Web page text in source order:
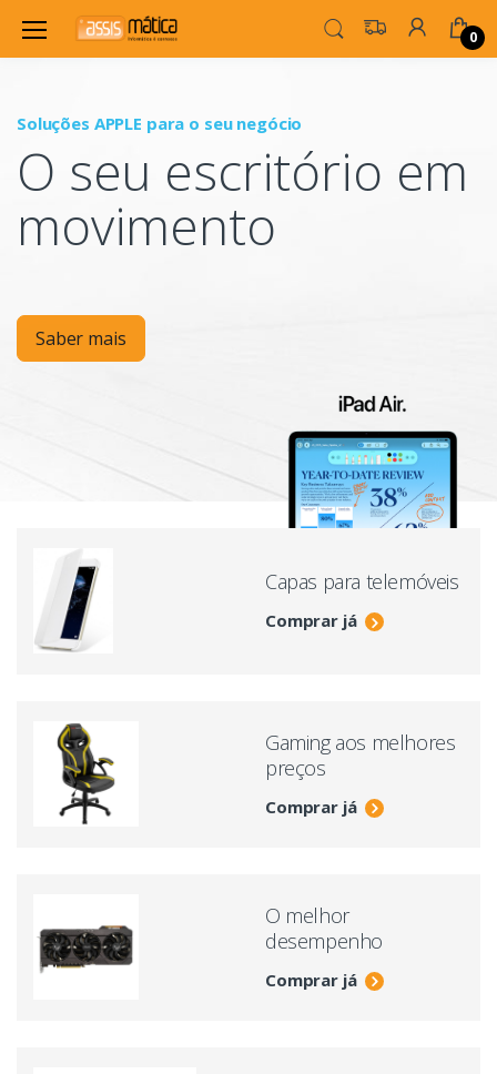
0
Soluções APPLE para o seu negócio
O seu escritório em
movimento
Saber mais
Capas para telemóveis
Comprar já
Gaming aos melhores
preços
Comprar já
O melhor
desempenho
Comprar já